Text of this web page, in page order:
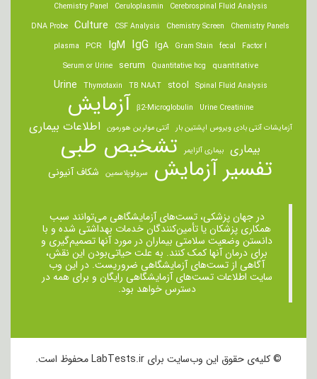
Cerebrospinal Fluid Analysis
Ceruloplasmin
Chemistry Panel
Chemistry Panels
Chemistry Screen
CSF Analysis
Culture
DNA Probe
Factor I
fecal
Gram Stain
IgA
IgG
IgM
PCR
plasma
quantitative
Quantitative hcg
serum
Serum or Urine
Spinal Fluid Analysis
stool
TB NAAT
Thymotaxin
Urine
Urine Creatinine
β2-Microglobulin آزمایش
آزمایشات آنتی بادی ویروس اپشتین بار آنتی مولرین هورمون اطلاعات بیماری
بیماری بیماری آلزایمر تشخیص طبی
تفسیر آزمایش سرولوپلاسمین شکاف آنیونی
در جهان پزشکی، تست‌های آزمایشگاهی می‌توانند سبب
همکاری پزشکان یا تأمین‌کنندگان خدمات بهداشتی شده و با
دانستن وضعیت سلامتی بیماران در مورد آنها تصمیم‌گیری و
برای درمان ‌آنها کمک کنند. به علت حیاتی‌بودن این نقش،
آگاهی از تست‌های آزمایشگاهی ضروریست. در این وب
سایت اطلاعات تست‌های آزمایشگاهی رایگان و برای همه در
دسترس خواهد بود.
© کلیه‌ی حقوق این وب‌سایت برای LabTests.ir محفوظ است.